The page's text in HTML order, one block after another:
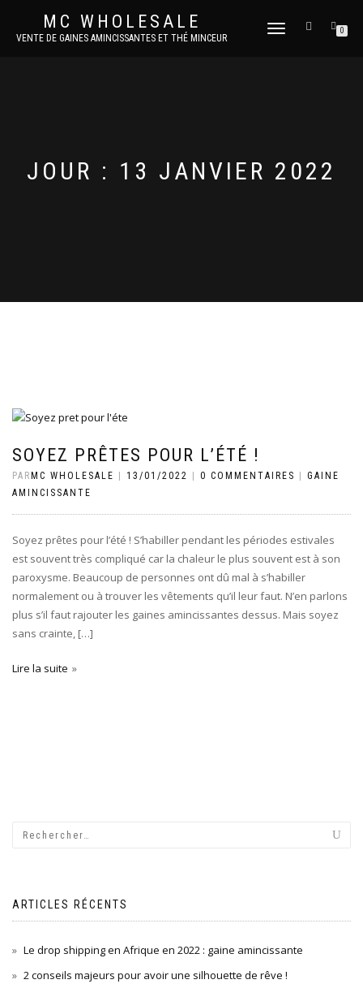
MC WHOLESALE
VENTE DE GAINES AMINCISSANTES ET THÉ MINCEUR
DÉPLIER
0
JOUR : 13 JANVIER 2022
SOYEZ PRÊTES POUR L’ÉTÉ !
PAR MC WHOLESALE 13/01/2022 0 COMMENTAIRES
GAINE
AMINCISSANTE
Soyez prêtes pour l’été ! S’habiller pendant les périodes estivales
est souvent très compliqué car la chaleur le plus souvent est à son
paroxysme. Beaucoup de personnes ont dû mal à s’habiller
normalement ou à trouver les vêtements qu’il leur faut. N’en parlons
plus s’il faut rajouter les gaines amincissantes dessus. Mais soyez
sans crainte, […]
Lire la suite
ARTICLES RÉCENTS
Le drop shipping en Afrique en 2022 : gaine amincissante
2 conseils majeurs pour avoir une silhouette de rêve !